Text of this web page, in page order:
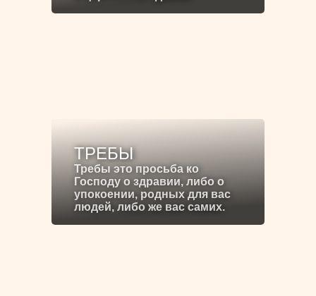
ТРЕБЫ
Требы это просьба ко
Господу о здравии, либо о
упокоении, родных для вас
людей, либо же вас самих.